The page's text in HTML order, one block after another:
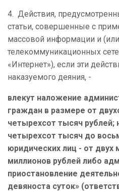
4. Действия,
статьи, совершенные с
массовой информации и
телекоммуникационных
«Интернет»), если эти
наказуемого деяния, -
влекут наложение
граждан в размере от
четырехсот тысяч
четырехсот тысяч до
юридических лиц - от двух
миллионов рублей либо
приостановление
девяноста суток»